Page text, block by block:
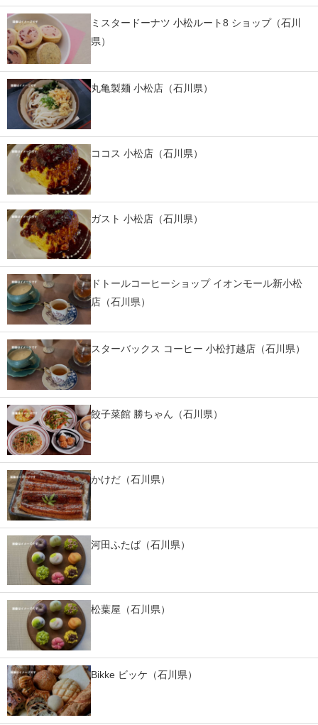
エレクトロニクス専門サイト
電子設計の基本と応用
エネルギーの専門メディア
建設×テクノロジーの最前線
ちょっと気になるネットの話題
ミスタードーナツ 小松ルート8 ショップ（石川
県）
丸亀製麺 小松店（石川県）
ココス 小松店（石川県）
ガスト 小松店（石川県）
ドトールコーヒーショップ イオンモール新小松
店（石川県）
スターバックス コーヒー 小松打越店（石川県）
餃子菜館 勝ちゃん（石川県）
かけだ（石川県）
河田ふたば（石川県）
松葉屋（石川県）
Bikke ビッケ（石川県）